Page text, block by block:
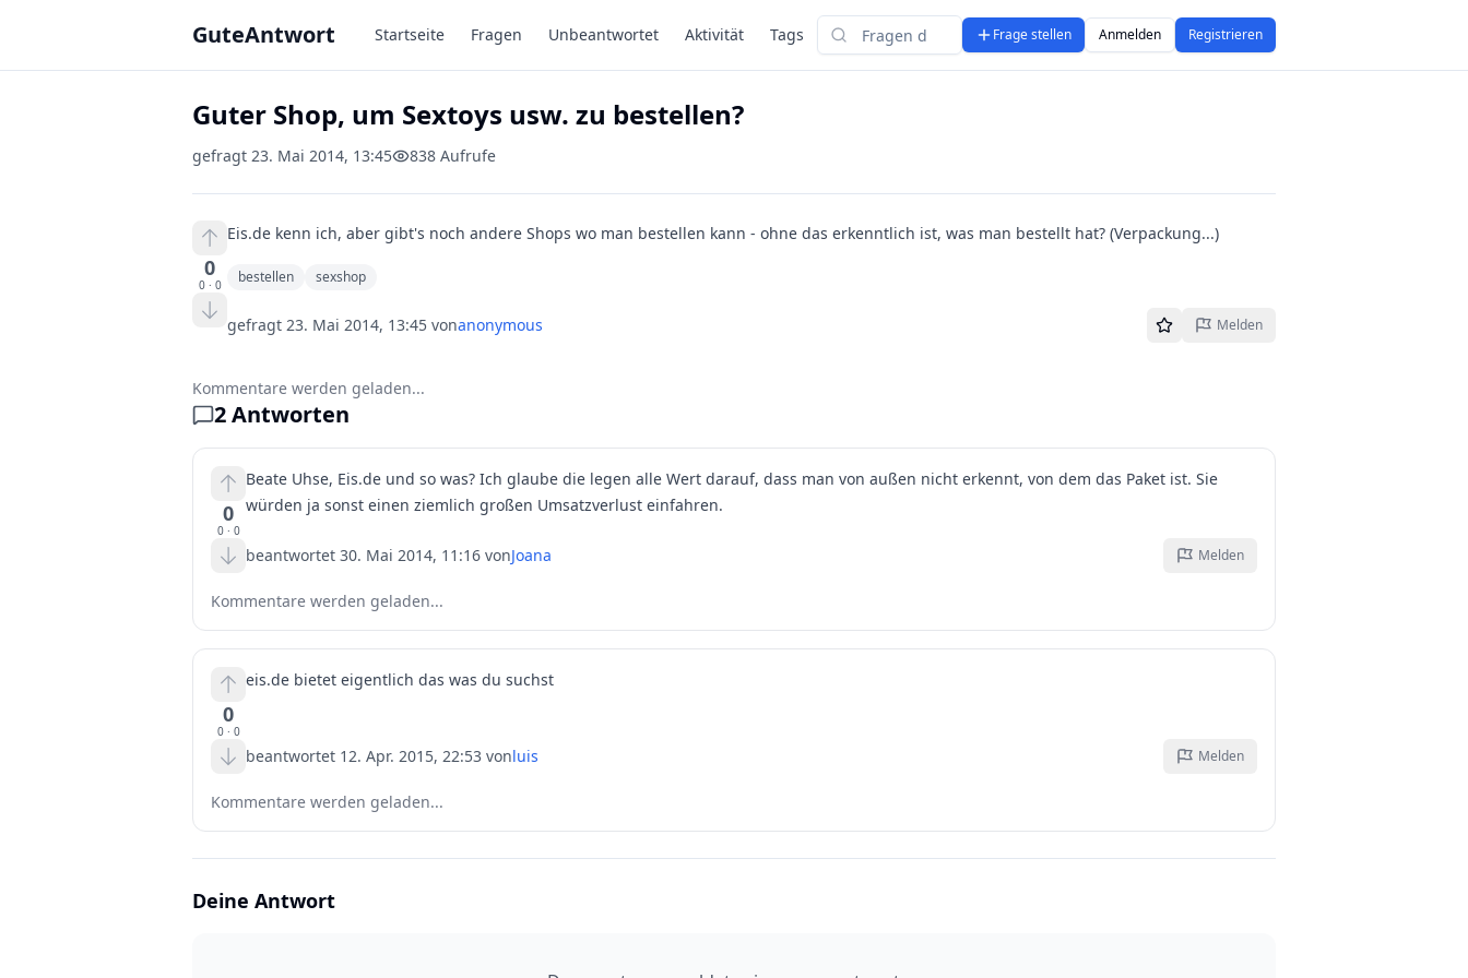
GuteAntwort Startseite Fragen Unbeantwortet Aktivität Tags
Suchen
Frage stellen Anmelden Registrieren
Guter Shop, um Sextoys usw. zu bestellen?
gefragt 23. Mai 2014, 13:45 838 Aufrufe
0
0· 0
Eis.de kenn ich, aber gibt's noch andere Shops wo man bestellen kann - ohne das erkenntlich ist, was man bestellt hat? (Verpackung...)
bestellen sexshop
gefragt 23. Mai 2014, 13:45 vonanonymous Melden
Kommentare werden geladen...
2Antworten
0
0· 0
Beate Uhse, Eis.de und so was? Ich glaube die legen alle Wert darauf, dass man von außen nicht erkennt, von dem das Paket ist. Sie
würden ja sonst einen ziemlich großen Umsatzverlust einfahren.
beantwortet 30. Mai 2014, 11:16 vonJoana Melden
Kommentare werden geladen...
0
0· 0
eis.de bietet eigentlich das was du suchst
beantwortet 12. Apr. 2015, 22:53 vonluis Melden
Kommentare werden geladen...
Deine Antwort